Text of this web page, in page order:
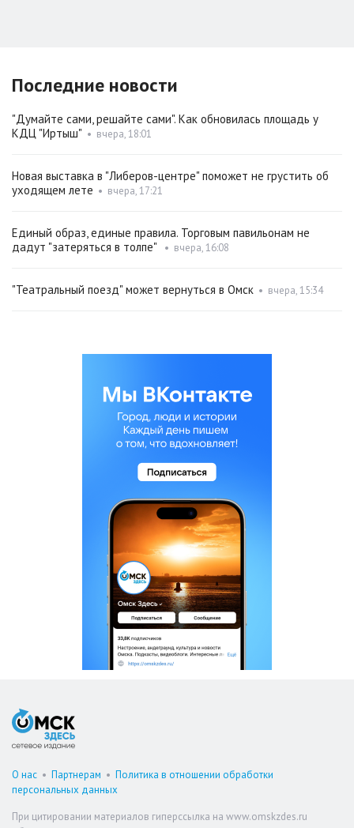
Последние новости
"Думайте сами, решайте сами". Как обновилась площадь у
КДЦ "Иртыш" • вчера, 18:01
Новая выставка в "Либеров-центре" поможет не грустить об
уходящем лете • вчера, 17:21
Единый образ, единые правила. Торговым павильонам не
дадут "затеряться в толпе"
• вчера, 16:08
"Театральный поезд" может вернуться в Омск • вчера, 15:34
О нас • Партнерам • Политика в отношении обработки
персональных данных
При цитировании материалов гиперссылка на www.omskzdes.ru